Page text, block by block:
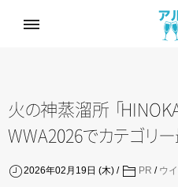
火の神蒸溜所「
WWA2026でカテゴリー
2026年02月19日 (木) PR / ウ